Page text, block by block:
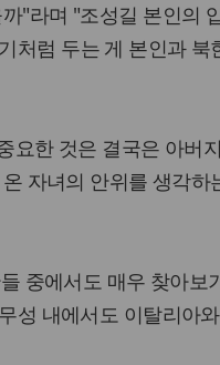
"라며 "조성길 본인의
처럼 두는 게 본인과 북
요한 것은 결국은 아버
자녀의 안위를 생각하
중에서도 매우 찾아보
성 내에서도 이탈리아